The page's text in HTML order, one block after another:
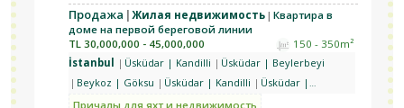
| Küplüce
Üsküdar | Kuzguncuk
Üsküdar | Nakkaştepe
| Kuzguncuk
Продажа Жилая недвижимость
Квартира в
доме на первой береговой линии
TL 30,000,000 - 45,000,000
150 - 350m²
İstanbul
Üsküdar | Kandilli
Üsküdar | Beylerbeyi
Beykoz | Göksu
Üsküdar | Kandilli
Üsküdar |
Çengelköy
Üsküdar | Beylerbeyi
Üsküdar | Kandilli |
Причалы для яхт и недвижимость Без